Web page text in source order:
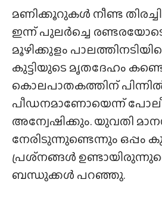
മണിക്കൂറുകൾ നീണ്ട
ഇന്ന് പുലർച്ചെ
മൂഴിക്കുളം
കുട്ടിയുടെ മൃതദേഹം
കൊലപാതകത്തിന് പിന്നിൽ
പീഡനമാണോയെന്ന്
അന്വേഷിക്കും. യുവതി
നേരിടുന്നുണ്ടെന്നും ഒപ്പം
പ്രശ്‌നങ്ങൾ
ബന്ധുക്കൾ പറഞ്ഞു.